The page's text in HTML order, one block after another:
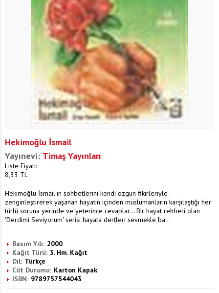
Hekimoğlu İsmail
Yayınevi: Timaş Yayınları
Liste Fiyatı:
8,33 TL
Hekimoğlu İsmail'in sohbetlerini kendi özgün fikirleriyle
zenginleştirerek yaşanan hayatın içinden müslümanların karşılaştığı her
türlü soruna yerinde ve yeterince cevaplar... Bir hayat rehberi olan
'Derdimi Seviyorum' serisi hayata dertleri sevmekle ba...
Basım Yılı: 2000
Kağıt Türü: 3. Hm. Kağıt
Dil: Türkçe
Cilt Durumu: Karton Kapak
ISBN: 9789757544043